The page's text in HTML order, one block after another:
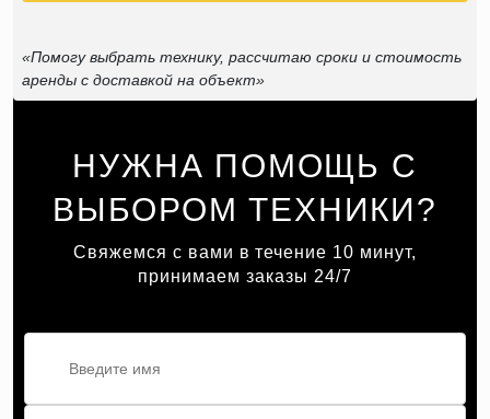
НУЖНА ПОМОЩЬ С
ВЫБОРОМ ТЕХНИКИ?
Свяжемся с вами в течение 10 минут,
принимаем заказы 24/7
«Помогу выбрать технику, рассчитаю сроки и стоимость
аренды с доставкой на объект»